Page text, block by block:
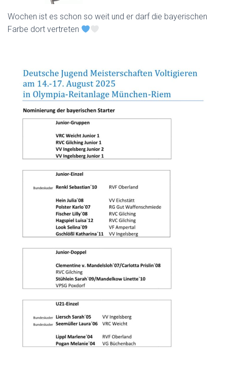
Wochen ist es schon so weit und er darf die bayerischen
Farbe dort vertreten